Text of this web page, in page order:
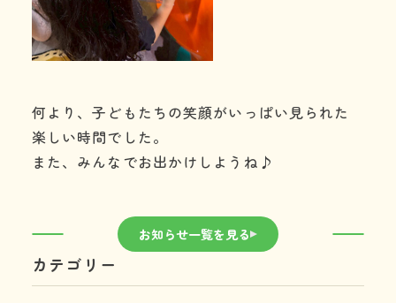
何より、子どもたちの笑顔がいっぱい見られた
楽しい時間でした。
また、みんなでお出かけしようね♪
お知らせ一覧を見る
カテゴリー